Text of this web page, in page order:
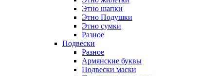
Этно шапки
Этно Подушки
Этно сумки
Разное
Подвески
Разное
Армянские буквы
Подвески маски